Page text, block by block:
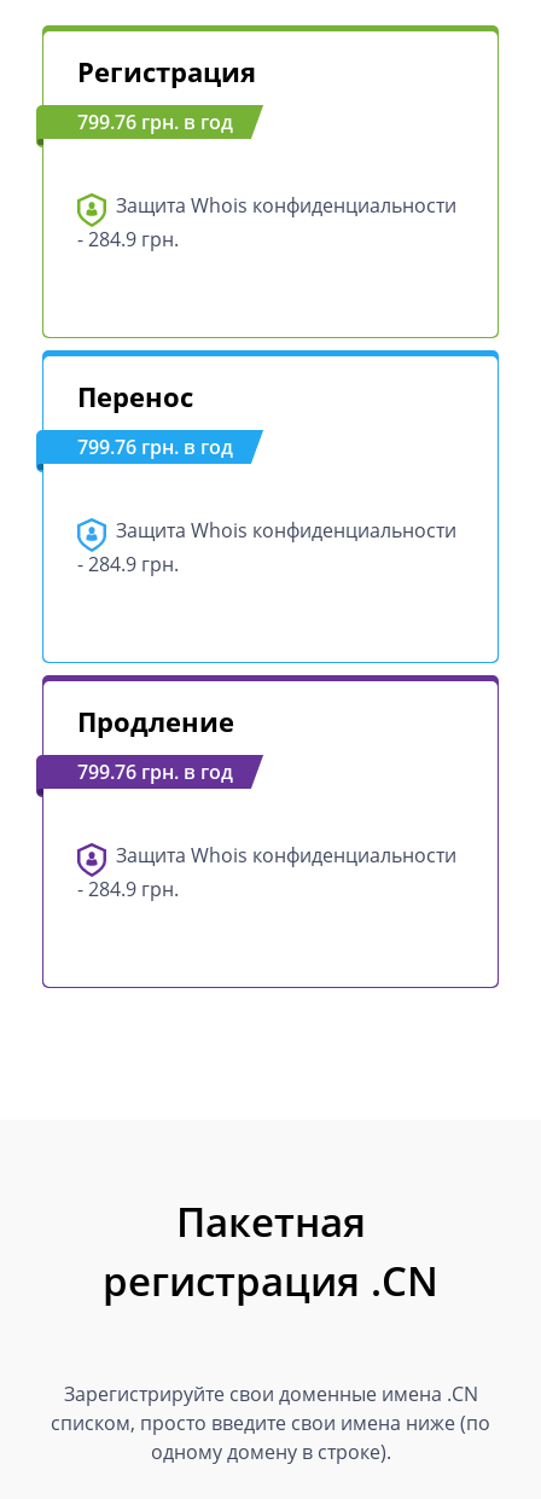
Регистрация
799.76 грн. в год
Защита Whois конфиденциальности
- 284.9 грн.
Перенос
799.76 грн. в год
Защита Whois конфиденциальности
- 284.9 грн.
Продление
799.76 грн. в год
Защита Whois конфиденциальности
- 284.9 грн.
Пакетная
регистрация .CN
Зарегистрируйте свои доменные имена .CN
списком, просто введите свои имена ниже (по
одному домену в строке).